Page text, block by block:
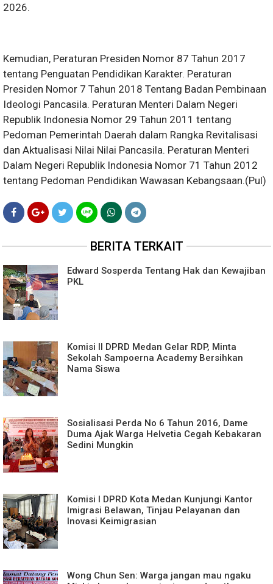
2026.
Kemudian, Peraturan Presiden Nomor 87 Tahun 2017
tentang Penguatan Pendidikan Karakter. Peraturan
Presiden Nomor 7 Tahun 2018 Tentang Badan Pembinaan
Ideologi Pancasila. Peraturan Menteri Dalam Negeri
Republik Indonesia Nomor 29 Tahun 2011 tentang
Pedoman Pemerintah Daerah dalam Rangka Revitalisasi
dan Aktualisasi Nilai Nilai Pancasila. Peraturan Menteri
Dalam Negeri Republik Indonesia Nomor 71 Tahun 2012
tentang Pedoman Pendidikan Wawasan Kebangsaan.(Pul)
BERITA TERKAIT
Edward Sosperda Tentang Hak dan Kewajiban
PKL
Komisi II DPRD Medan Gelar RDP, Minta
Sekolah Sampoerna Academy Bersihkan
Nama Siswa
Sosialisasi Perda No 6 Tahun 2016, Dame
Duma Ajak Warga Helvetia Cegah Kebakaran
Sedini Mungkin
Komisi I DPRD Kota Medan Kunjungi Kantor
Imigrasi Belawan, Tinjau Pelayanan dan
Inovasi Keimigrasian
Wong Chun Sen: Warga jangan mau ngaku